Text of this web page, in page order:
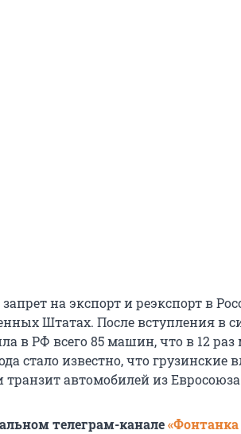
запрет на экспорт и реэкспорт в
Штатах. После вступления в
в РФ всего 85 машин, что в 12
стало известно, что грузинские
транзит автомобилей из
телеграм-канале«Фонтанка